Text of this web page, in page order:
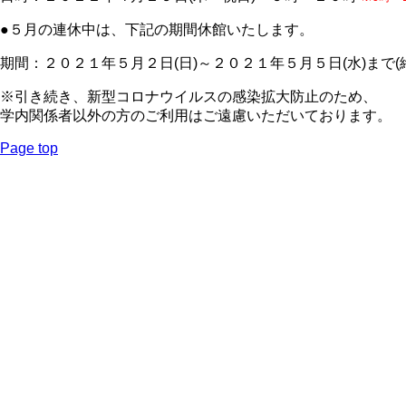
●５月の連休中は、下記の期間休館いたします。
期間：２０２１年５月２日(日)～２０２１年５月５日(水)まで(
※引き続き、新型コロナウイルスの感染拡大防止のため、
学内関係者以外の方のご利用はご遠慮いただいております。
Page top